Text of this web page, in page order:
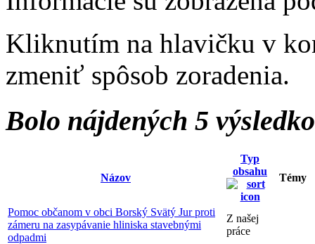
Kliknutím na hlavičku v
zmeniť spôsob zoradenia.
Bolo nájdených 5
Názov
Typ
obsahu
Témy
Pomoc občanom v obci Borský Svätý Jur proti
zámeru na zasypávanie hliniska stavebnými
odpadmi
Z našej
práce